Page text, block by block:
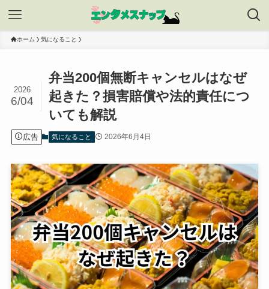
ホーム 気になること
弁当200個無断キャンセルはなぜ
起きた？損害賠償や法的責任につ
いても解説
2026
6/04
広告 気になること 2026年6月4日